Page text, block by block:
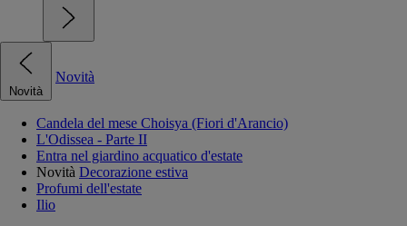
Novità
Novità
Candela del mese Choisya (Fiori d'Arancio)
L'Odissea - Parte II
Entra nel giardino acquatico d'estate
Novità Decorazione estiva
Profumi dell'estate
Ilio